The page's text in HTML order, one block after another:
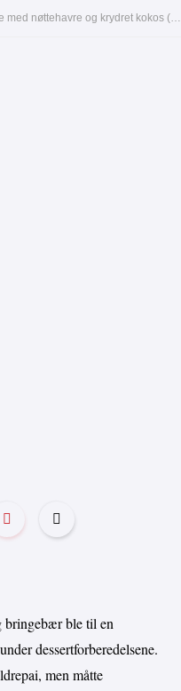
bringebær ble til en
dessertforberedelsene.
men måtte